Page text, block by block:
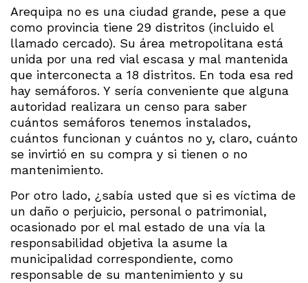
Arequipa no es una ciudad grande, pese a que
como provincia tiene 29 distritos (incluido el
llamado cercado). Su área metropolitana está
unida por una red vial escasa y mal mantenida
que interconecta a 18 distritos. En toda esa red
hay semáforos. Y sería conveniente que alguna
autoridad realizara un censo para saber
cuántos semáforos tenemos instalados,
cuántos funcionan y cuántos no y, claro, cuánto
se invirtió en su compra y si tienen o no
mantenimiento.
Por otro lado, ¿sabía usted que si es víctima de
un daño o perjuicio, personal o patrimonial,
ocasionado por el mal estado de una vía la
responsabilidad objetiva la asume la
municipalidad correspondiente, como
responsable de su mantenimiento y su